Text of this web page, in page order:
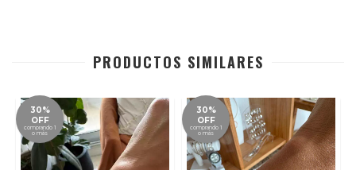
PRODUCTOS SIMILARES
30%
OFF
comprando 1
o más
30%
OFF
comprando 1
o más